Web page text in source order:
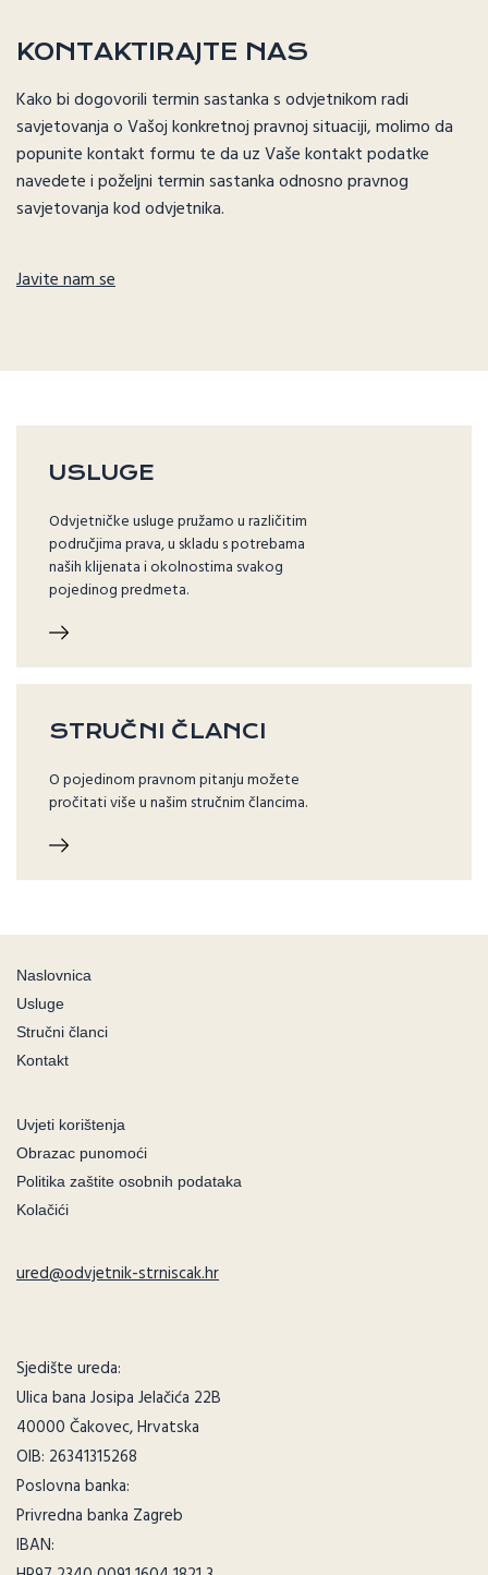
KONTAKTIRAJTE NAS
Kako bi dogovorili termin sastanka s odvjetnikom radi
savjetovanja o Vašoj konkretnoj pravnoj situaciji, molimo da
popunite kontakt formu te da uz Vaše kontakt podatke
navedete i poželjni termin sastanka odnosno pravnog
savjetovanja kod odvjetnika.
Javite nam se
USLUGE
Odvjetničke usluge pružamo u različitim
područjima prava, u skladu s potrebama
naših klijenata i okolnostima svakog
pojedinog predmeta.
STRUČNI ČLANCI
O pojedinom pravnom pitanju možete
pročitati više u našim stručnim člancima.
Naslovnica
Usluge
Stručni članci
Kontakt
Uvjeti korištenja
Obrazac punomoći
Politika zaštite osobnih podataka
Kolačići
ured@odvjetnik-strniscak.hr
Sjedište ureda:
Ulica bana Josipa Jelačića 22B
40000 Čakovec, Hrvatska
OIB: 26341315268
Poslovna banka:
Privredna banka Zagreb
IBAN: